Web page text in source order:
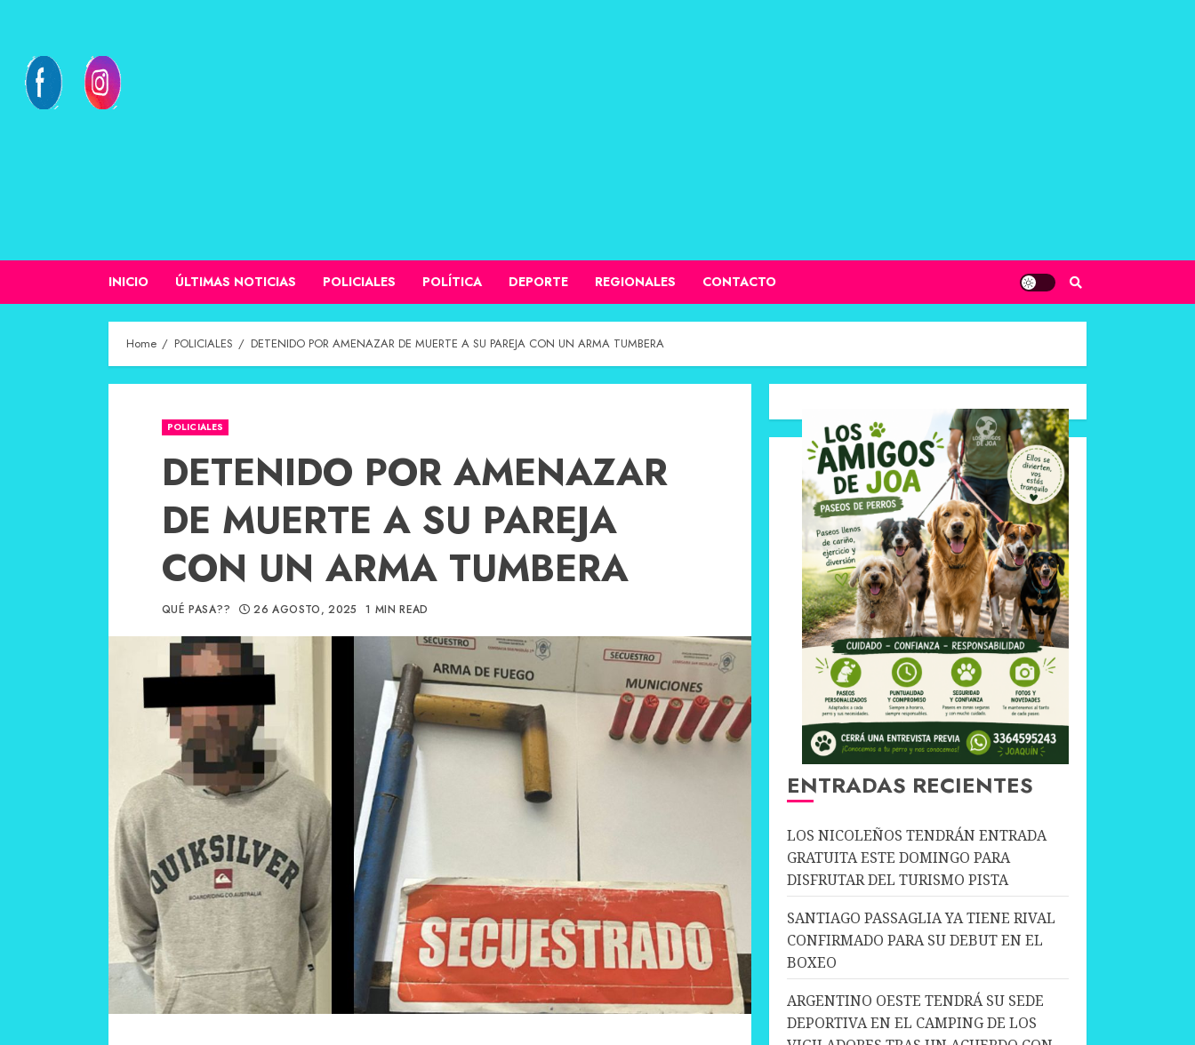
INICIO ÚLTIMAS NOTICIAS POLICIALES POLÍTICA DEPORTE REGIONALES CONTACTO
Home POLICIALES DETENIDO POR AMENAZAR DE MUERTE A SU PAREJA CON UN ARMA TUMBERA
POLICIALES
DETENIDO POR AMENAZAR
DE MUERTE A SU PAREJA
CON UN ARMA TUMBERA
QUÉ PASA?? 26 AGOSTO, 2025 1 MIN READ
ENTRADAS RECIENTES
LOS NICOLEÑOS TENDRÁN ENTRADA
GRATUITA ESTE DOMINGO PARA
DISFRUTAR DEL TURISMO PISTA
SANTIAGO PASSAGLIA YA TIENE RIVAL
CONFIRMADO PARA SU DEBUT EN EL
BOXEO
ARGENTINO OESTE TENDRÁ SU SEDE
DEPORTIVA EN EL CAMPING DE LOS